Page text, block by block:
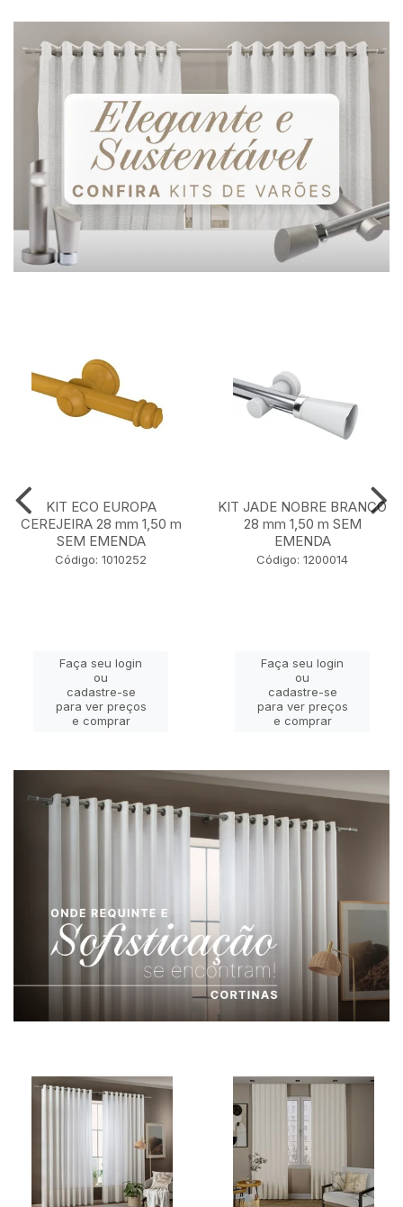
KIT ECO EUROPA
CEREJEIRA 28 mm 1,50 m
SEM EMENDA
Código: 1010252
Faça seu login
ou
cadastre-se
para ver preços
e comprar
KIT JADE NOBRE BRANCO
28 mm 1,50 m SEM
EMENDA
Código: 1200014
Faça seu login
ou
cadastre-se
para ver preços
e comprar